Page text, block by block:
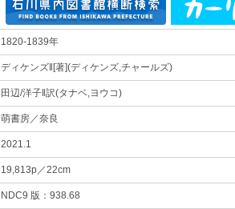
1820-1839年
ディケンズ‖[著](ディケンズ,チャールズ)
田辺/洋子‖訳(タナベ,ヨウコ)
萌書房／奈良
2021.1
19,813p／22cm
NDC9 版：938.68